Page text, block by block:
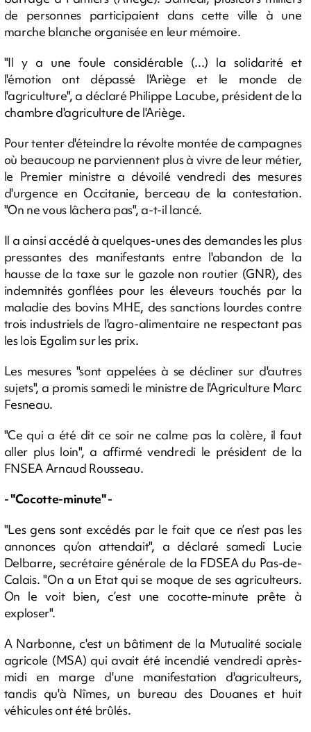
de personnes participaient dans cette ville à une
marche blanche organisée en leur mémoire.
"Il y a une foule considérable (...) la solidarité et
l'émotion ont dépassé l'Ariège et le monde de
l'agriculture", a déclaré Philippe Lacube, président de la
chambre d'agriculture de l'Ariège.
Pour tenter d'éteindre la révolte montée de campagnes
où beaucoup ne parviennent plus à vivre de leur métier,
le Premier ministre a dévoilé vendredi des mesures
d'urgence en Occitanie, berceau de la contestation.
"On ne vous lâchera pas", a-t-il lancé.
Il a ainsi accédé à quelques-unes des demandes les plus
pressantes des manifestants entre l'abandon de la
hausse de la taxe sur le gazole non routier (GNR), des
indemnités gonflées pour les éleveurs touchés par la
maladie des bovins MHE, des sanctions lourdes contre
trois industriels de l'agro-alimentaire ne respectant pas
les lois Egalim sur les prix.
Les mesures "sont appelées à se décliner sur d'autres
sujets", a promis samedi le ministre de l'Agriculture Marc
Fesneau.
"Ce qui a été dit ce soir ne calme pas la colère, il faut
aller plus loin", a affirmé vendredi le président de la
FNSEA Arnaud Rousseau.
- "Cocotte-minute" -
"Les gens sont excédés par le fait que ce n’est pas les
annonces qu’on attendait", a déclaré samedi Lucie
Delbarre, secrétaire générale de la FDSEA du Pas-de-
Calais. "On a un Etat qui se moque de ses agriculteurs.
On le voit bien, c’est une cocotte-minute prête à
exploser".
A Narbonne, c'est un bâtiment de la Mutualité sociale
agricole (MSA) qui avait été incendié vendredi après-
midi en marge d'une manifestation d'agriculteurs,
tandis qu'à Nîmes, un bureau des Douanes et huit
véhicules ont été brûlés.